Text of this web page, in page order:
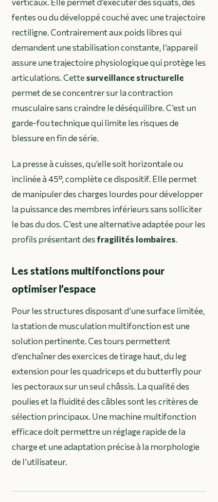
fentes ou du développé couché avec une trajectoire
rectiligne. Contrairement aux poids libres qui
demandent une stabilisation constante, l’appareil
assure une trajectoire physiologique qui protège les
articulations. Cettesurveillance structurelle
permet de se concentrer sur la contraction
musculaire sans craindre le déséquilibre. C’est un
garde-fou technique qui limite les risques de
blessure en fin de série.
La presse à cuisses, qu’elle soit horizontale ou
inclinée à 45°, complète ce dispositif. Elle permet
de manipuler des charges lourdes pour développer
la puissance des membres inférieurs sans solliciter
le bas du dos. C’est une alternative adaptée pour les
profils présentant desfragilités lombaires.
Les stations multifonctions pour
optimiser l’espace
Pour les structures disposant d’une surface limitée,
la station de musculation multifonction est une
solution pertinente. Ces tours permettent
d’enchaîner des exercices de tirage haut, du leg
extension pour les quadriceps et du butterfly pour
les pectoraux sur un seul châssis. La qualité des
poulies et la fluidité des câbles sont les critères de
sélection principaux. Une machine multifonction
efficace doit permettre un réglage rapide de la
charge et une adaptation précise à la morphologie
de l’utilisateur.